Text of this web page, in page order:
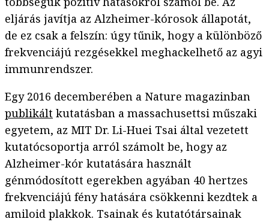
eljárás javítja az Alzheimer-kórosok állapotát,
de ez csak a felszín: úgy tűnik, hogy a különböző
frekvenciájú rezgésekkel meghackelhető az agyi
immunrendszer.
Egy 2016 decemberében a Nature magazinban
publikált kutatásban a massachusettsi műszaki
egyetem, az MIT Dr. Li-Huei Tsai által vezetett
kutatócsoportja arról számolt be, hogy az
Alzheimer-kór kutatására használt
génmódosított egerekben agyában 40 hertzes
frekvenciájú fény hatására csökkenni kezdtek a
amiloid plakkok. Tsainak és kutatótársainak